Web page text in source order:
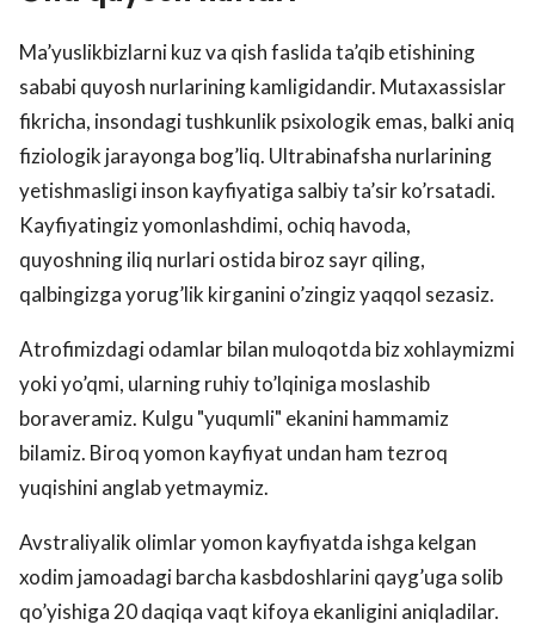
Ma’yuslikbizlarni kuz va qish faslida ta’qib etishining
sababi quyosh nurlarining kamligidandir. Mutaxassislar
fikricha, insondagi tushkunlik psixologik emas, balki aniq
fiziologik jarayonga bog’liq. Ultrabinafsha nurlarining
yetishmasligi inson kayfiyatiga salbiy ta’sir ko’rsatadi.
Kayfiyatingiz yomonlashdimi, ochiq havoda,
quyoshning iliq nurlari ostida biroz sayr qiling,
qalbingizga yorug’lik kirganini o’zingiz yaqqol sezasiz.
Atrofimizdagi odamlar bilan muloqotda biz xohlaymizmi
yoki yo’qmi, ularning ruhiy to’lqiniga moslashib
boraveramiz. Kulgu "yuqumli" ekanini hammamiz
bilamiz. Biroq yomon kayfiyat undan ham tezroq
yuqishini anglab yetmaymiz.
Avstraliyalik olimlar yomon kayfiyatda ishga kelgan
xodim jamoadagi barcha kasbdoshlarini qayg’uga solib
qo’yishiga 20 daqiqa vaqt kifoya ekanligini aniqladilar.